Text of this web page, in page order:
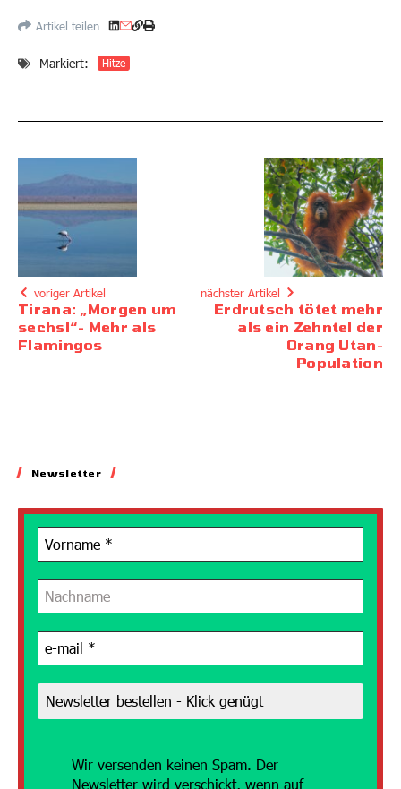
Artikel teilen
Markiert: Hitze
voriger Artikel
Tirana: „Morgen um
sechs!“- Mehr als
Flamingos
nächster Artikel
Erdrutsch tötet mehr
als ein Zehntel der
Orang Utan-
Population
Newsletter
Wir versenden keinen Spam. Der
Newsletter wird verschickt, wenn auf